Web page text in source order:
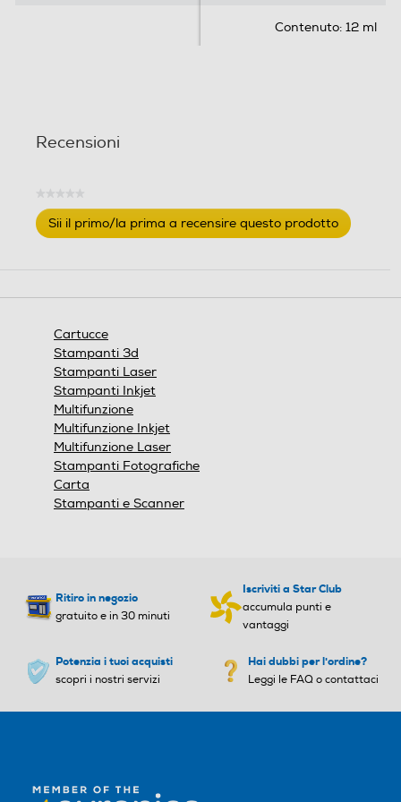
Contenuto: 12 ml
Recensioni
Nessuna
valutazione
Sii il primo/la prima a recensire questo prodotto
.
modale.
Cartucce
Stampanti 3d
Stampanti Laser
Stampanti Inkjet
Multifunzione
Multifunzione Inkjet
Multifunzione Laser
Stampanti Fotografiche
Carta
Stampanti e Scanner
Ritiro in negozio
gratuito e in 30 minuti
Iscriviti a Star Club
accumula punti e
vantaggi
Potenzia i tuoi acquisti
scopri i nostri servizi
Hai dubbi per l'ordine?
Leggi le FAQ o contattaci